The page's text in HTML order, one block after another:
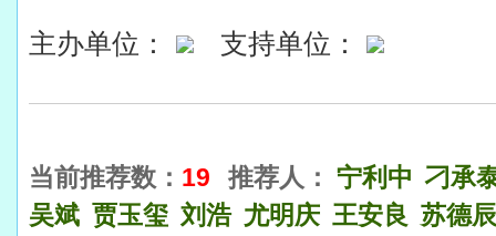
主办单位： 支持单位：
当前推荐数： 19 推荐人： 宁利中 刁承
吴斌 贾玉玺 刘浩 尤明庆 王安良 苏德辰